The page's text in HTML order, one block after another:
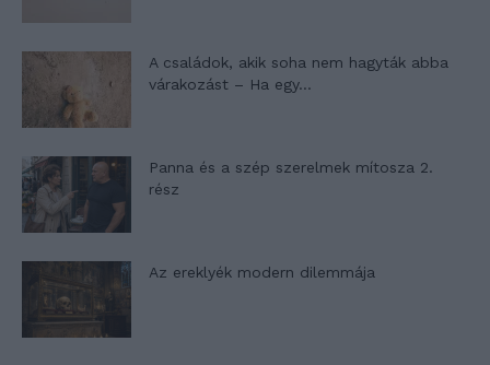
A családok, akik soha nem hagyták abba
várakozást – Ha egy...
Panna és a szép szerelmek mítosza 2.
rész
Az ereklyék modern dilemmája